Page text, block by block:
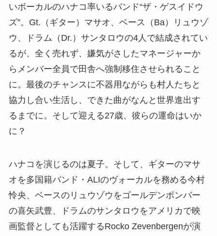
いボーカルのハナコ率いるバンド“ザ・ゲスイドウ
ズ”。Gt.（ギター）マサオ、ベース（Ba）リュウゾ
ウ、ドラム（Dr.）サンタロウの4人で結成されてい
るが、全く売れず、嫌気がさしたマネージャーか
らメンバー全員で田舎へ強制移住させられること
に。最後のチャンスに不器用ながらも村人たちと
協力し合い生活し、できた曲がなんと世界進出す
るまでに。そして迎える27歳、彼らの運命はいか
に？
ハナコを演じるのは夏子。そして、ギターのマサ
オを多国籍バンド・ALIのヴォーカルを務める今村
怜央、ベースのリュウゾウをゴールデンボンバー
の喜矢武豊、ドラムのサンタロウをアメリカで映
画監督としても活躍するRocko Zevenbergenが演